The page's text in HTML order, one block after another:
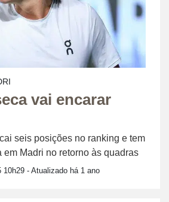
vai encarar
seis posições no ranking e tem
em Madri no retorno às quadras
10h29 - Atualizado há 1 ano